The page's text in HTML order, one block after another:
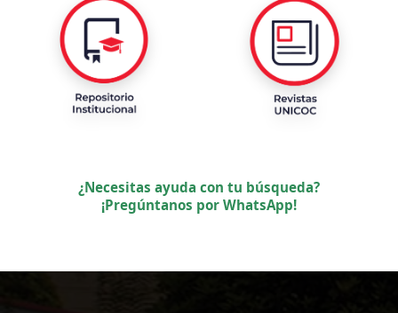
¿Necesitas ayuda con tu búsqueda?
¡Pregúntanos por WhatsApp!